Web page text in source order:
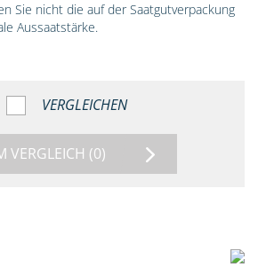
Sie nicht die auf der Saatgutverpackung
Aussaatstärke.
VERGLEICHEN
VERGLEICH (0)